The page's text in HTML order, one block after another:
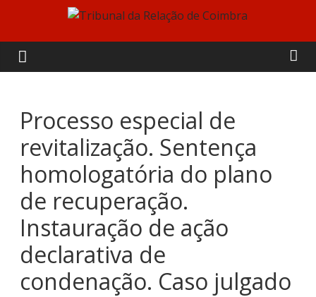
content
Tribunal
da
Relação
de
Coimbra
Processo especial de
revitalização. Sentença
homologatória do plano
de recuperação.
Instauração de ação
declarativa de
condenação. Caso julgado